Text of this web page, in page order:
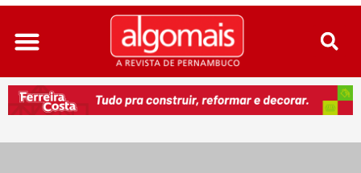
Ir
para
conteúdo